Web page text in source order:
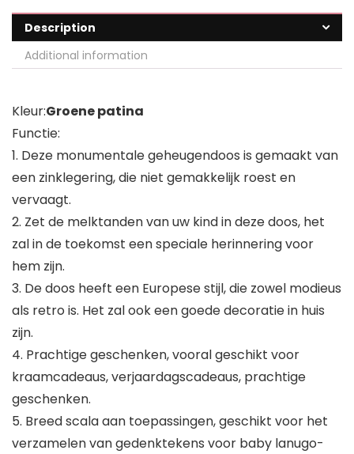
Description
Additional information
Kleur:Groene patina
Functie:
1. Deze monumentale geheugendoos is gemaakt van
een zinklegering, die niet gemakkelijk roest en
vervaagt.
2. Zet de melktanden van uw kind in deze doos, het
zal in de toekomst een speciale herinnering voor
hem zijn.
3. De doos heeft een Europese stijl, die zowel modieus
als retro is. Het zal ook een goede decoratie in huis
zijn.
4. Prachtige geschenken, vooral geschikt voor
kraamcadeaus, verjaardagscadeaus, prachtige
geschenken.
5. Breed scala aan toepassingen, geschikt voor het
verzamelen van gedenktekens voor baby lanugo-